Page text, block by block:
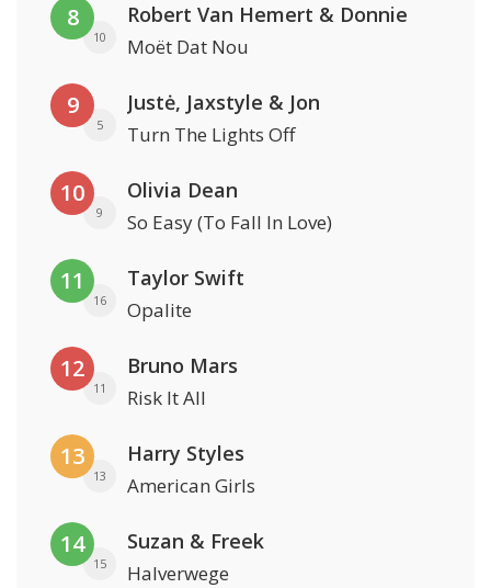
8
10
Robert Van Hemert & Donnie
Moët Dat Nou
9
5
Justė, Jaxstyle & Jon
Turn The Lights Off
10
9
Olivia Dean
So Easy (To Fall In Love)
11
16
Taylor Swift
Opalite
12
11
Bruno Mars
Risk It All
13
13
Harry Styles
American Girls
14
15
Suzan & Freek
Halverwege